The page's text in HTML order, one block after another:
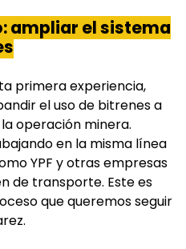
ampliar el sistema
primera experiencia,
el uso de bitrenes a
operación minera.
en la misma línea
YPF y otras empresas
de transporte. Este es
que queremos seguir